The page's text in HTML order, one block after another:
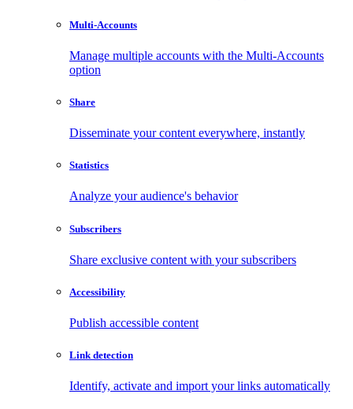
Multi-Accounts
Manage multiple accounts with the Multi-Accounts
option
Share
Disseminate your content everywhere, instantly
Statistics
Analyze your audience's behavior
Subscribers
Share exclusive content with your subscribers
Accessibility
Publish accessible content
Link detection
Identify, activate and import your links automatically